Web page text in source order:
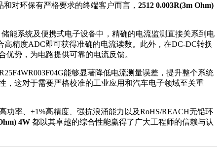
对环保有严格要求的终端客户而言， 2512 0.003R(3m Ohm)
能系统及便携式电子设备中，精确的电流监测直接关系到电
高精度ADC即可获得准确的电流读数。此外，在DC-DC转换
势，为电路提供可靠的电流反馈。
能够显著降低电流测量误差，提升整个系统
，这对于需要严格校准的工业应用和汽车电子领域至关重
功率、±1%高精度、强抗浪涌能力以及RoHS/REACH无铅环
4W 都以其卓越的综合性能赢得了广大工程师的信赖与认